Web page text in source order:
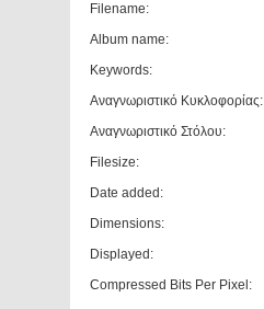
Filename:
Album name:
Keywords:
Αναγνωριστικό Κυκλοφορίας:
Αναγνωριστικό Στόλου:
Filesize:
Date added:
Dimensions:
Displayed:
Compressed Bits Per Pixel: